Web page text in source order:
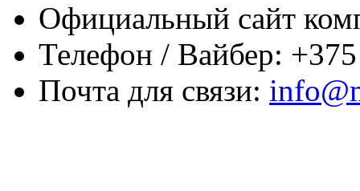
Официальный сайт
Телефон / Вайбер:
Почта для связи: